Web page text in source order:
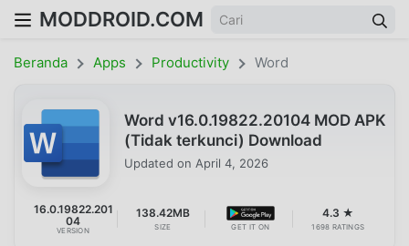
MODDROID.COM
Beranda Apps Productivity Word
Word v16.0.19822.20104 MOD APK
(Tidak terkunci) Download
Updated on April 4, 2026
16.0.19822.201
04
VERSION
138.42MB
SIZE GET IT ON
4.3 ★
1698 RATINGS